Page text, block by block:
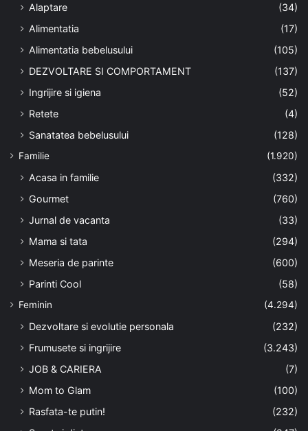
Alaptare
(34)
Alimentatia
(17)
Alimentatia bebelusului
(105)
DEZVOLTARE SI COMPORTAMENT
(137)
Ingrijire si igiena
(52)
Retete
(4)
Sanatatea bebelusului
(128)
Familie (1.920)
Acasa in familie
(332)
Gourmet
(760)
Jurnal de vacanta
(33)
Mama si tata
(294)
Meseria de parinte
(600)
Parinti Cool
(58)
Feminin (4.294)
Dezvoltare si evolutie personala
(232)
Frumusete si ingrijire
(3.243)
JOB & CARIERA
(7)
Mom to Glam
(100)
Rasfata-te putin!
(232)